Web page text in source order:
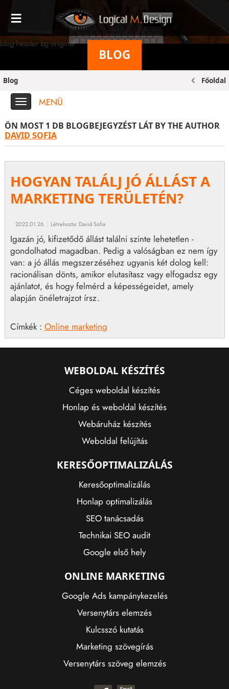
blog header bg original
BLOG
Blog Főoldal
MENÜ
ÖN MOST 1 DB BLOGBEJEGYZÉST LÁT BY THE AUTHOR
DAVID SOFIA
HOGYAN TALÁLJ JÓ ÁLLÁST A
MARKETING TERÜLETÉN?
2022.01.26. Létrehozta: David Sofia
Igazán jó, kifizetődő állást találni szinte lehetetlen -
gondolhatod magadban. Pedig a valóságban ez nem így
van: a jó állás megszerzéséhez ugyanis két dolog kell:
racionálisan dönts, amikor elutasítasz vagy elfogadsz egy
ajánlatot, és hogy felmérd a képességeidet, amely
alapján önéletrajzot írsz.
Címkék : Online marketing
WEBOLDAL KÉSZÍTÉS
Céges weboldal készítés
Honlap és weboldal készítés
Webáruház készítés
Weboldal felújítás
KERESŐOPTIMALIZÁLÁS
Keresőoptimalizálás
Honlap optimalizálás
SEO tanácsadás
Technikai SEO audit
Google első hely
ONLINE MARKETING
Google Ads kampánykezelés
Versenytárs elemzés
Kulcsszó kutatás
Marketing szövegírás
Versenytárs szöveg elemzés